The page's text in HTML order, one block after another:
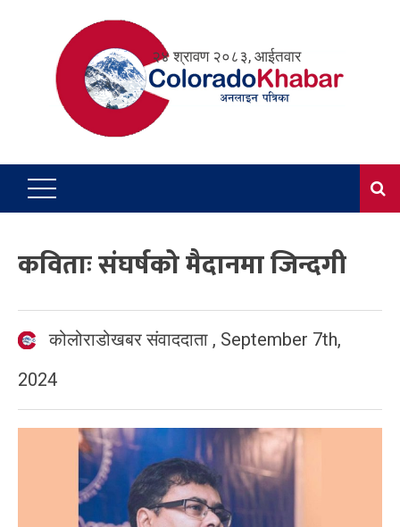
२४ श्रावण २०८३, आईतवार
कविताः संघर्षको मैदानमा जिन्दगी
कोलोराडोखबर संवाददाता , September 7th,
2024